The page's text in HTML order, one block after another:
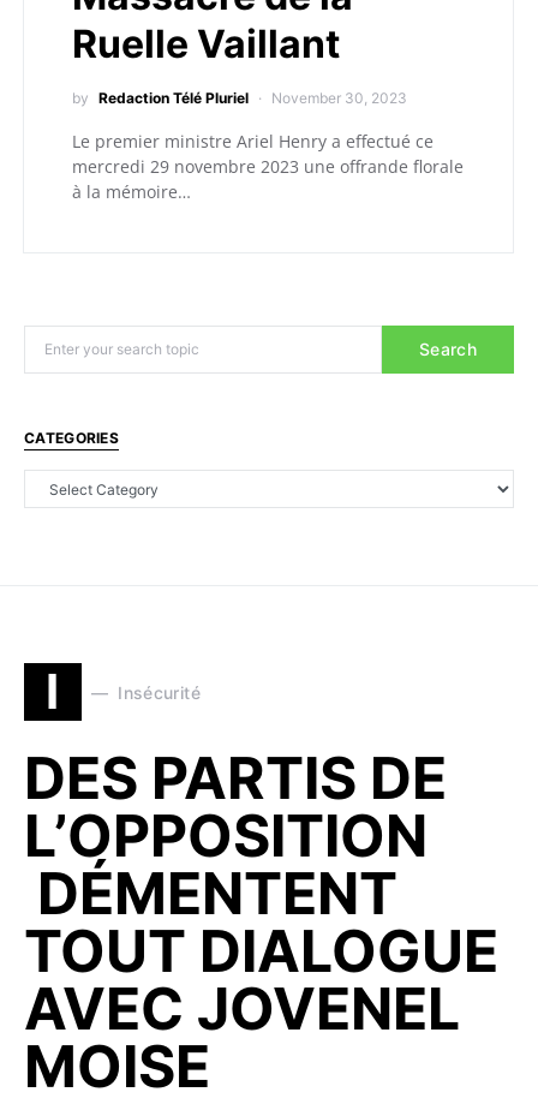
Ruelle Vaillant
by Redaction Télé Pluriel November 30, 2023
Le premier ministre Ariel Henry a effectué ce
mercredi 29 novembre 2023 une offrande florale
à la mémoire…
Search
CATEGORIES
I Insécurité
DES PARTIS DE
L’OPPOSITION
DÉMENTENT
TOUT DIALOGUE
AVEC JOVENEL
MOISE